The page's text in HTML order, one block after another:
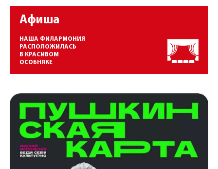
Афиша
НАША ФИЛАРМОНИЯ
РАСПОЛОЖИЛАСЬ
В КРАСИВОМ
ОСОБНЯКЕ